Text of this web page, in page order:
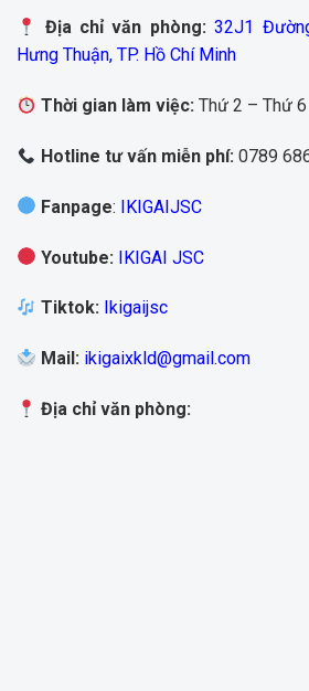
Địa chỉ văn phòng:32J1
Hưng Thuận, TP. Hồ Chí Minh
Thời gian làm việc:Thứ 2 – Thứ
Hotline tư vấn miễn phí:0789
Fanpage: IKIGAIJSC
Youtube: IKIGAI JSC
Tiktok: Ikigaijsc
Mail : ikigaixkld@gmail.com
Địa chỉ văn phòng: